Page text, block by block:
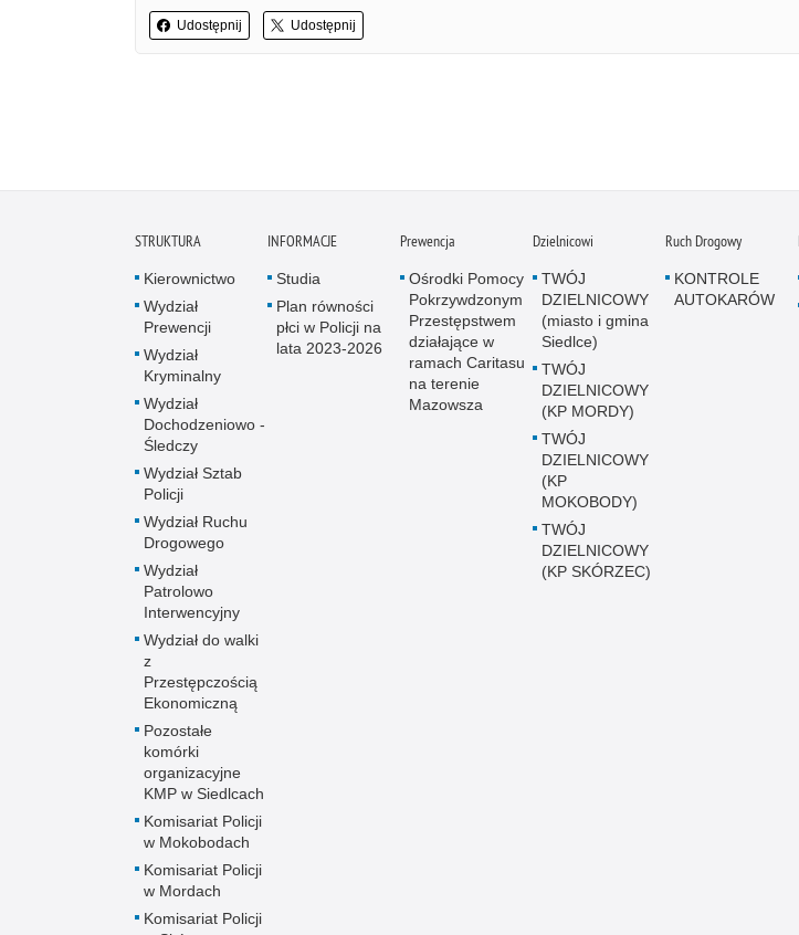
Udostępnij Udostępnij
STRUKTURA
Kierownictwo
Wydział
Prewencji
Wydział
Kryminalny
Wydział
Dochodzeniowo -
Śledczy
Wydział Sztab
Policji
Wydział Ruchu
Drogowego
Wydział
Patrolowo
Interwencyjny
Wydział do walki
z
Przestępczością
Ekonomiczną
Pozostałe
komórki
organizacyjne
KMP w Siedlcach
Komisariat Policji
w Mokobodach
Komisariat Policji
w Mordach
Komisariat Policji
INFORMACJE
Studia
Plan równości
płci w Policji na
lata 2023-2026
Prewencja
Ośrodki Pomocy
Pokrzywdzonym
Przestępstwem
działające w
ramach Caritasu
na terenie
Mazowsza
Dzielnicowi
TWÓJ
DZIELNICOWY
(miasto i gmina
Siedlce)
TWÓJ
DZIELNICOWY
(KP MORDY)
TWÓJ
DZIELNICOWY
(KP
MOKOBODY)
TWÓJ
DZIELNICOWY
(KP SKÓRZEC)
Ruch Drogowy
KONTROLE
AUTOKARÓW